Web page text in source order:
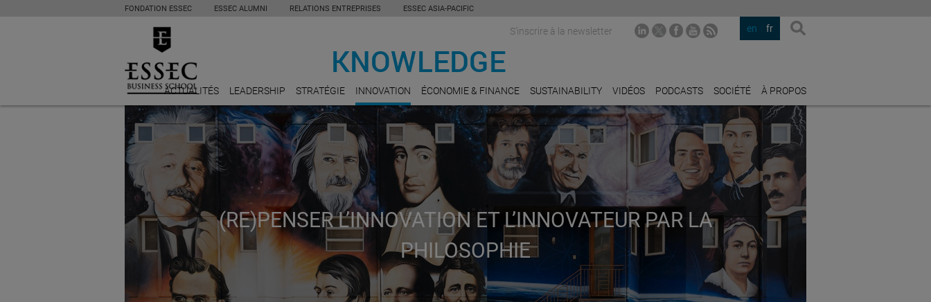
FONDATION ESSEC ESSEC ALUMNI RELATIONS ENTREPRISES ESSEC ASIA-PACIFIC
en fr
S'inscrire à la newsletter
ACTUALITÉS LEADERSHIP STRATÉGIE INNOVATION ÉCONOMIE & FINANCE SUSTAINABILITY VIDÉOS PODCASTS SOCIÉTÉ À PROPOS
(RE)PENSER L’INNOVATION ET L’INNOVATEUR PAR LA
PHILOSOPHIE